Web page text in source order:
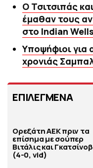
O Τσιτσιπάς
έμαθαν τους
στο Indian Wells
Υποψήφιοι για
χρονιάς
ΕΠΙΛΕΓΜΕΝΑ
Ορεξάτη ΑΕΚ πριν τα
επίσημα με σούπερ
Βιτάλις και
(4-0, vid)